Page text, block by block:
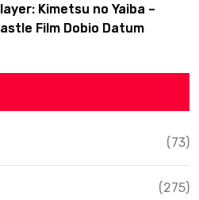
Kimetsu no Yaiba –
Film Dobio Datum
(73)
(275)